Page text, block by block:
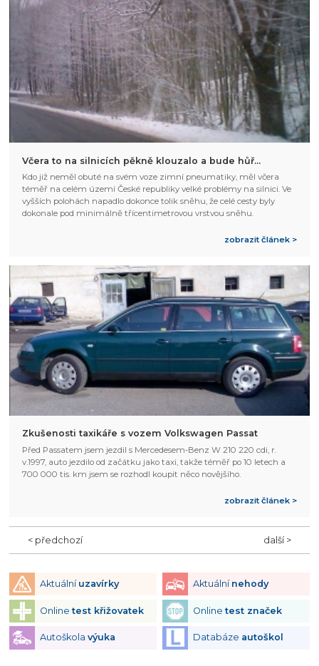
Včera to na silnicích pěkně klouzalo a bude hůř...
Kdo již neměl obuté na svém voze zimní pneumatiky, měl včera
téměř na celém území České republiky velké problémy na silnici. Ve
vyšších polohách napadlo dokonce tolik sněhu, že celé cesty byly
dokonale pod minimálně třícentimetrovou vrstvou sněhu.
zobrazit článek >
Zkušenosti taxikáře s vozem Volkswagen Passat
Před Passatem jsem jezdil s Mercedesem-Benz W 210 220 cdi, r.
v.1997, auto jezdilo od začátku jako taxi, takže téměř po 10 letech a
700 000 tis. km jsem se rozhodl koupit něco novějšího.
zobrazit článek >
< předchozí další >
Aktuální uzavírky Aktuální nehody
Onlinetest křižovatek Onlinetest značek
Autoškola výuka Databáze autoškol